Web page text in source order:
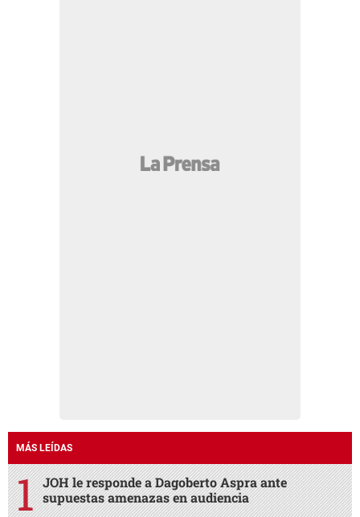
MÁS LEÍDAS
JOH le responde a Dagoberto Aspra ante
supuestas amenazas en audiencia